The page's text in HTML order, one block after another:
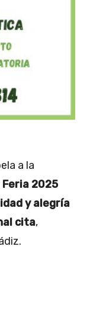
a la
Feria 2025
y alegría
cita,